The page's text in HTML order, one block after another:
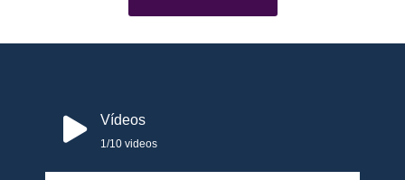
Vídeos
1 /10 videos